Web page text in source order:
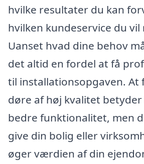
hvilke resultater du kan
hvilken kundeservice du vil
Uanset hvad dine behov
det altid en fordel at få
til installationsopgaven. At
døre af høj kvalitet
bedre funktionalitet, men
give din bolig eller
øger værdien af din